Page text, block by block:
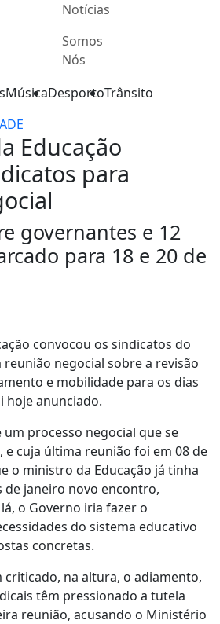
Notícias
Somos
Nós
MúsicaDesportoTrânsito
Educação
para
governantes e 12
para 18 e 20 de
convocou os sindicatos do
negocial sobre a revisão
e mobilidade para os dias
hoje anunciado.
processo negocial que se
cuja última reunião foi em 08 de
o ministro da Educação já tinha
de janeiro novo encontro,
o Governo iria fazer o
do sistema educativo
concretas.
criticado, na altura, o adiamento,
têm pressionado a tutela
reunião, acusando o Ministério